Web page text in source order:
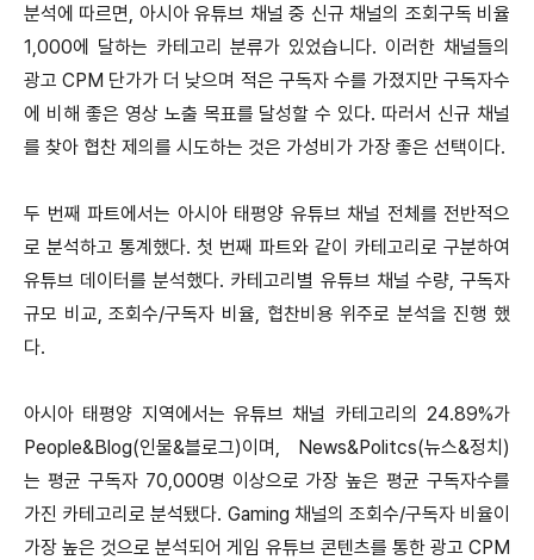
분석에 따르면, 아시아 유튜브 채널 중 신규 채널의 조회구독 비율
1,000에 달하는 카테고리 분류가 있었습니다. 이러한 채널들의
광고 CPM 단가가 더 낮으며 적은 구독자 수를 가졌지만 구독자수
에 비해 좋은 영상 노출 목표를 달성할 수 있다. 따러서 신규 채널
를 찾아 협찬 제의를 시도하는 것은 가성비가 가장 좋은 선택이다.
두 번째 파트에서는 아시아 태평양 유튜브 채널 전체를 전반적으
로 분석하고 통계했다. 첫 번째 파트와 같이 카테고리로 구분하여
유튜브 데이터를 분석했다. 카테고리별 유튜브 채널 수량, 구독자
규모 비교, 조회수/구독자 비율, 협찬비용 위주로 분석을 진행 했
다.
아시아 태평양 지역에서는 유튜브 채널 카테고리의 24.89%가
People&Blog(인물&블로그)이며, News&Politcs(뉴스&정치)
는 평균 구독자 70,000명 이상으로 가장 높은 평균 구독자수를
가진 카테고리로 분석됐다. Gaming 채널의 조회수/구독자 비율이
가장 높은 것으로 분석되어 게임 유튜브 콘텐츠를 통한 광고 CPM